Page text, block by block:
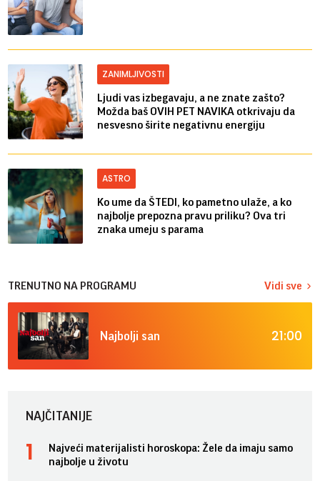
ZANIMLJIVOSTI
Ljudi vas izbegavaju, a ne znate zašto?
Možda baš OVIH PET NAVIKA otkrivaju da
nesvesno širite negativnu energiju
ASTRO
Ko ume da ŠTEDI, ko pametno ulaže, a ko
najbolje prepozna pravu priliku? Ova tri
znaka umeju s parama
TRENUTNO NA PROGRAMU Vidi sve
Najbolji san 21:00
NAJČITANIJE
Najveći materijalisti horoskopa: Žele da imaju samo
najbolje u životu